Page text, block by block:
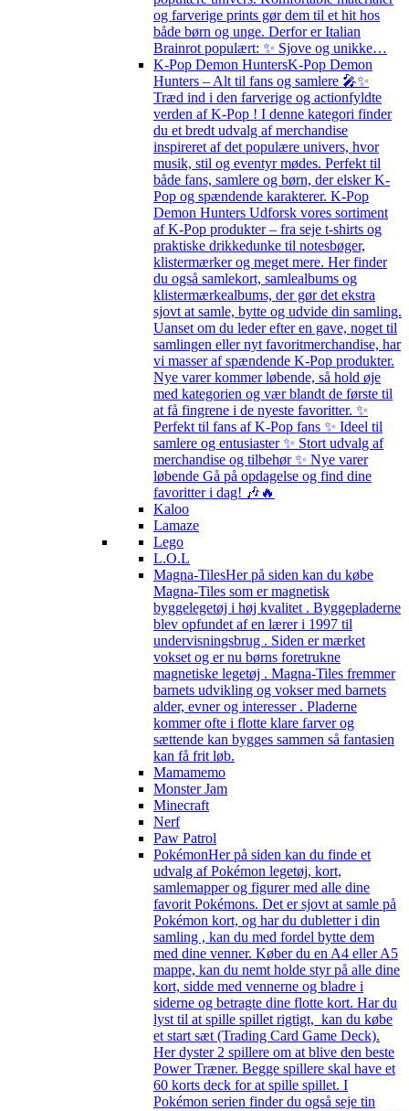
og farverige prints gør dem til et hit hos
både børn og unge. Derfor er Italian
Brainrot populært: ✨ Sjove og unikke…
K-Pop Demon HuntersK-Pop Demon
Hunters – Alt til fans og samlere 🎤✨
Træd ind i den farverige og actionfyldte
verden af K-Pop ! I denne kategori finder
du et bredt udvalg af merchandise
inspireret af det populære univers, hvor
musik, stil og eventyr mødes. Perfekt til
både fans, samlere og børn, der elsker K-
Pop og spændende karakterer. K-Pop
Demon Hunters Udforsk vores sortiment
af K-Pop produkter – fra seje t-shirts og
praktiske drikkedunke til notesbøger,
klistermærker og meget mere. Her finder
du også samlekort, samlealbums og
klistermærkealbums, der gør det ekstra
sjovt at samle, bytte og udvide din samling.
Uanset om du leder efter en gave, noget til
samlingen eller nyt favoritmerchandise, har
vi masser af spændende K-Pop produkter.
Nye varer kommer løbende, så hold øje
med kategorien og vær blandt de første til
at få fingrene i de nyeste favoritter. ✨
Perfekt til fans af K-Pop fans ✨ Ideel til
samlere og entusiaster ✨ Stort udvalg af
merchandise og tilbehør ✨ Nye varer
løbende Gå på opdagelse og find dine
favoritter i dag! 🎶🔥
Kaloo
Lamaze
Lego
L.O.L
Magna-TilesHer på siden kan du købe
Magna-Tiles som er magnetisk
byggelegetøj i høj kvalitet . Byggepladerne
blev opfundet af en lærer i 1997 til
undervisningsbrug . Siden er mærket
vokset og er nu børns foretrukne
magnetiske legetøj . Magna-Tiles fremmer
barnets udvikling og vokser med barnets
alder, evner og interesser . Pladerne
kommer ofte i flotte klare farver og
sættende kan bygges sammen så fantasien
kan få frit løb.
Mamamemo
Monster Jam
Minecraft
Nerf
Paw Patrol
PokémonHer på siden kan du finde et
udvalg af Pokémon legetøj, kort,
samlemapper og figurer med alle dine
favorit Pokémons. Det er sjovt at samle på
Pokémon kort, og har du dubletter i din
samling , kan du med fordel bytte dem
med dine venner. Køber du en A4 eller A5
mappe, kan du nemt holde styr på alle dine
kort, sidde med vennerne og bladre i
siderne og betragte dine flotte kort. Har du
lyst til at spille spillet rigtigt, kan du købe
et start sæt (Trading Card Game Deck).
Her dyster 2 spillere om at blive den beste
Power Træner. Begge spillere skal have et
60 korts deck for at spille spillet. I
Pokémon serien finder du også seje tin